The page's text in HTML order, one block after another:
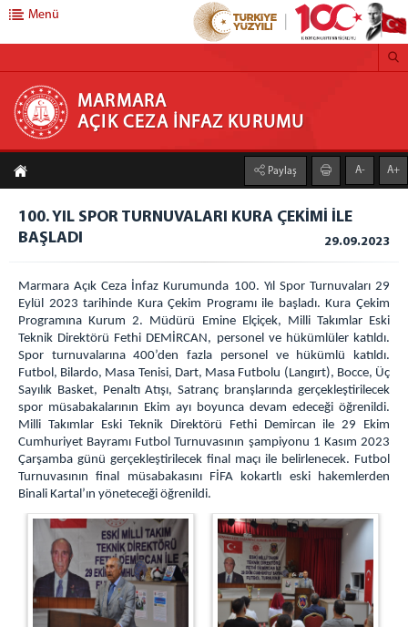
MARMARA AÇIK CEZA İNFAZ KURUMU
Anasayfa
Kurumumuz
Faaliyet Alanı
Duruşma Salonu
Çamaşırhane
Isı Merkezi
Galeri
Açık C.İ.K
Ziyaret Kabul
Genel Mutfak
Duruşma Salonu
Marmara Ceza İnfaz Kurumları Devlet Hastanesi
Kampüs Fatih İlk Öğretim Okulu
Araç Sevk Amirliği
Isı Merkezi
Kampüs Genel
İş Yurtları
Menü
MARMARA
AÇIK CEZA İNFAZ KURUMU
Paylaş A- A+
100. YIL SPOR TURNUVALARI KURA ÇEKİMİ İLE
BAŞLADI
29.09.2023
Marmara Açık Ceza İnfaz Kurumunda 100. Yıl Spor Turnuvaları 29
Eylül 2023 tarihinde Kura Çekim Programı ile başladı. Kura Çekim
Programına Kurum 2. Müdürü Emine Elçiçek, Milli Takımlar Eski
Teknik Direktörü Fethi DEMİRCAN, personel ve hükümlüler katıldı.
Spor turnuvalarına 400’den fazla personel ve hükümlü katıldı.
Futbol, Bilardo, Masa Tenisi, Dart, Masa Futbolu (Langırt), Bocce, Üç
Sayılık Basket, Penaltı Atışı, Satranç branşlarında gerçekleştirilecek
spor müsabakalarının Ekim ayı boyunca devam edeceği öğrenildi.
Milli Takımlar Eski Teknik Direktörü Fethi Demircan ile 29 Ekim
Cumhuriyet Bayramı Futbol Turnuvasının şampiyonu 1 Kasım 2023
Çarşamba günü gerçekleştirilecek final maçı ile belirlenecek. Futbol
Turnuvasının final müsabakasını FİFA kokartlı eski hakemlerden
Binali Kartal’ın yöneteceği öğrenildi.